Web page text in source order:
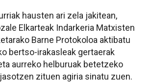
hausten ari zela jakitean,
Elkarteak Indarkeria Matxisten
Barne Protokoloa aktibatu
bertso-irakasleak gertaerak
aurreko helburuak betetzeko
zituen agiria sinatu zuen.